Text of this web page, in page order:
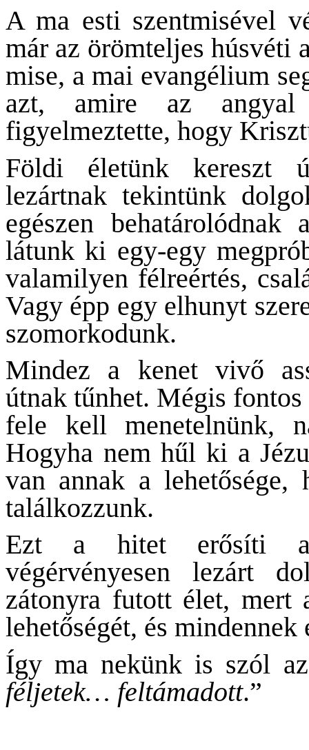
A ma esti szentmisével
már az örömteljes húsvéti
mise, a mai evangélium
azt, amire az
figyelmeztette, hogy
Földi életünk kereszt
lezártnak tekintünk
egészen behatárolódnak
látunk ki egy-egy
valamilyen félreértés,
Vagy épp egy elhunyt
szomorkodunk.
Mindez a kenet vivő
útnak tűnhet. Mégis
fele kell menetelnünk,
Hogyha nem hűl ki a
van annak a
találkozzunk.
Ezt a hitet erősíti a
végérvényesen lezárt
zátonyra futott élet, mert
lehetőségét, és mindennek
Így ma nekünk is szól
féljetek… feltámadott.”